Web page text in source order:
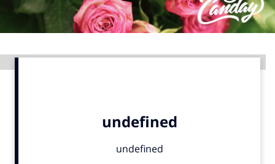
12 nov: MarketingLive!
Adverteren
Events
Opleidingen